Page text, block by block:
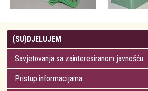
(SU)DJELUJEM
Savjetovanja sa zainteresiranom javnošću
Pristup informacijama